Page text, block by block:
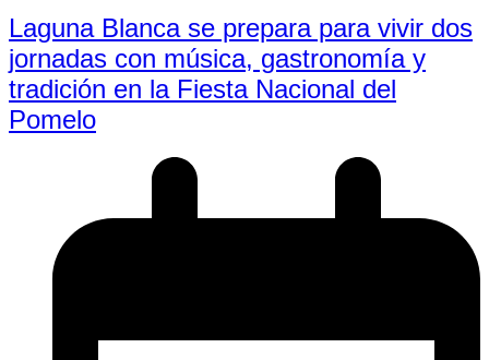
Laguna Blanca se prepara para vivir dos
jornadas con música, gastronomía y
tradición en la Fiesta Nacional del
Pomelo